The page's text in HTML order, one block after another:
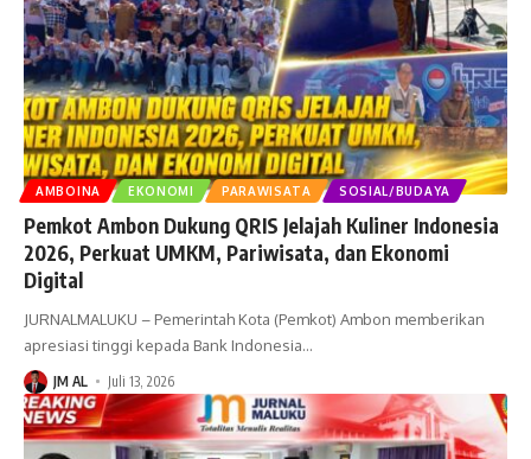
AMBOINA EKONOMI PARAWISATA SOSIAL/BUDAYA
Pemkot Ambon Dukung QRIS Jelajah Kuliner Indonesia
2026, Perkuat UMKM, Pariwisata, dan Ekonomi
Digital
JURNALMALUKU – Pemerintah Kota (Pemkot) Ambon memberikan
apresiasi tinggi kepada Bank Indonesia…
JM AL Juli 13, 2026